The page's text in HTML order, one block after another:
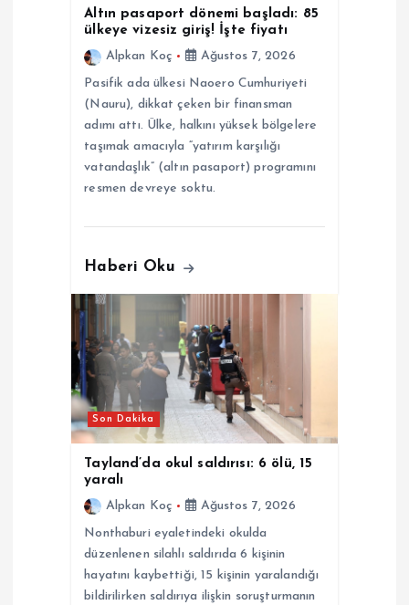
Altın pasaport dönemi başladı: 85
ülkeye vizesiz giriş! İşte fiyatı
Alpkan Koç
Ağustos 7, 2026
Pasifik ada ülkesi Naoero Cumhuriyeti
(Nauru), dikkat çeken bir finansman
adımı attı. Ülke, halkını yüksek bölgelere
taşımak amacıyla “yatırım karşılığı
vatandaşlık” (altın pasaport) programını
resmen devreye soktu.
Haberi Oku
Son Dakika
Tayland’da okul saldırısı: 6 ölü, 15
yaralı
Alpkan Koç
Ağustos 7, 2026
Nonthaburi eyaletindeki okulda
düzenlenen silahlı saldırıda 6 kişinin
hayatını kaybettiği, 15 kişinin yaralandığı
bildirilirken saldırıya ilişkin soruşturmanın